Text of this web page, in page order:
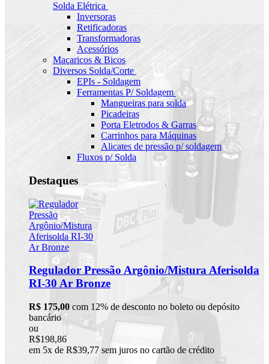
Solda Elétrica
Inversoras
Retificadoras
Transformadoras
Acessórios
Maçaricos & Bicos
Diversos Solda/Corte
EPIs - Soldagem
Ferramentas P/ Soldagem
Mangueiras para solda
Picadeiras
Porta Eletrodos & Garras
Carrinhos para Máquinas
Alicates de pressão p/ soldagem
Fluxos p/ Solda
Destaques
Regulador Pressão Argônio/Mistura Aferisolda
RI-30 Ar Bronze
R$ 175,00 com 12% de desconto no boleto ou depósito
bancário
ou
R$198,86
em 5x de R$39,77 sem juros no cartão de crédito